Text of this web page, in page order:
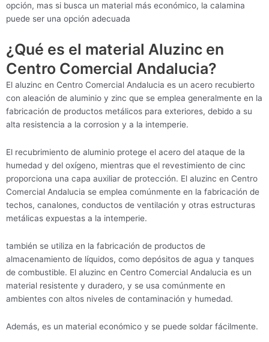
opción, mas si busca un material más económico, la calamina
puede ser una opción adecuada
¿Qué es el material Aluzinc en
Centro Comercial Andalucia?
El aluzinc en Centro Comercial Andalucia es un acero recubierto
con aleación de aluminio y zinc que se emplea generalmente en la
fabricación de productos metálicos para exteriores, debido a su
alta resistencia a la corrosion y a la intemperie.
El recubrimiento de aluminio protege el acero del ataque de la
humedad y del oxígeno, mientras que el revestimiento de cinc
proporciona una capa auxiliar de protección. El aluzinc en Centro
Comercial Andalucia se emplea comúnmente en la fabricación de
techos, canalones, conductos de ventilación y otras estructuras
metálicas expuestas a la intemperie.
también se utiliza en la fabricación de productos de
almacenamiento de líquidos, como depósitos de agua y tanques
de combustible. El aluzinc en Centro Comercial Andalucia es un
material resistente y duradero, y se usa comúnmente en
ambientes con altos niveles de contaminación y humedad.
Además, es un material económico y se puede soldar fácilmente.